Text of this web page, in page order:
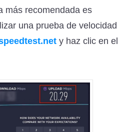
más recomendada es
una prueba de velocidad
y haz clic en el